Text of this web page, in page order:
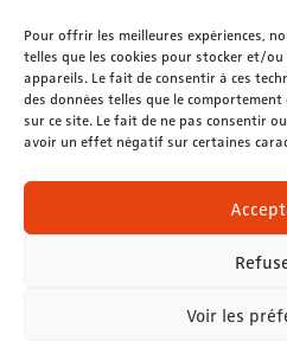
Pour offrir les meilleures expériences,
telles que les cookies pour stocker et/
appareils. Le fait de consentir à ces
des données telles que le
sur ce site. Le fait de ne pas consentir
avoir un effet négatif sur certaines
Voir les
Dimanche:
04 77 32